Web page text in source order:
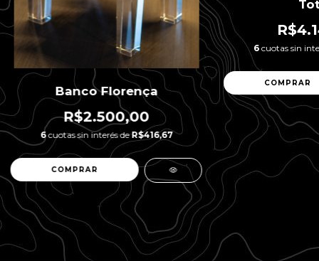
Banco Florença
R$2.500,00
6cuotas sin interés deR$416,67
6cuotas sin